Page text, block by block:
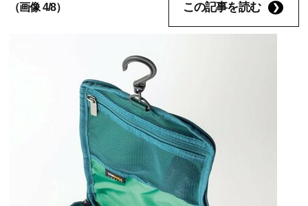
（画像 4/8） この記事を読む